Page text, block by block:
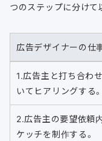
つのステップに分けて
広告デザイナーの仕
1.広告主と打ち合わ
いてヒアリングする。
2.広告主の要望依頼
ケッチを制作する。